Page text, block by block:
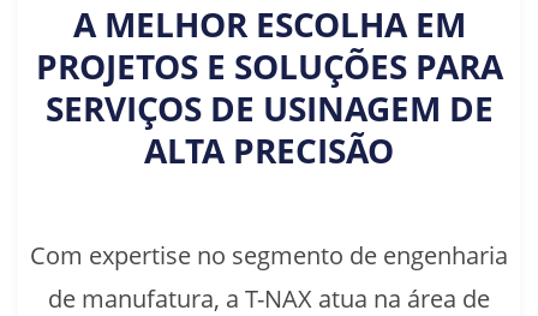
A MELHOR ESCOLHA EM
PROJETOS E SOLUÇÕES PARA
SERVIÇOS DE USINAGEM DE
ALTA PRECISÃO
Com expertise no segmento de engenharia
de manufatura, a T-NAX atua na área de